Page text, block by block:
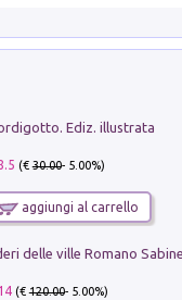
Ediz. illustrata
(€30.00- 5.00%)
aggiungi al carrello
(€120.00- 5.00%)